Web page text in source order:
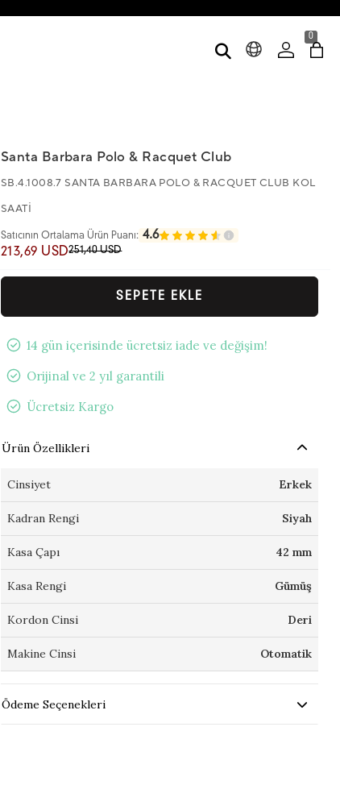
0
Santa Barbara Polo & Racquet Club
SB.4.1008.7 SANTA BARBARA POLO & RACQUET CLUB KOL
SAATİ
Satıcının Ortalama Ürün Puanı: 4.6
213,69 USD251,40 USD
SEPETE EKLE
14 gün içerisinde ücretsiz iade ve değişim!
Orijinal ve 2 yıl garantili
Ücretsiz Kargo
Ürün Özellikleri
Cinsiyet Erkek
Kadran Rengi Siyah
Kasa Çapı 42 mm
Kasa Rengi Gümüş
Kordon Cinsi Deri
Makine Cinsi Otomatik
Ödeme Seçenekleri